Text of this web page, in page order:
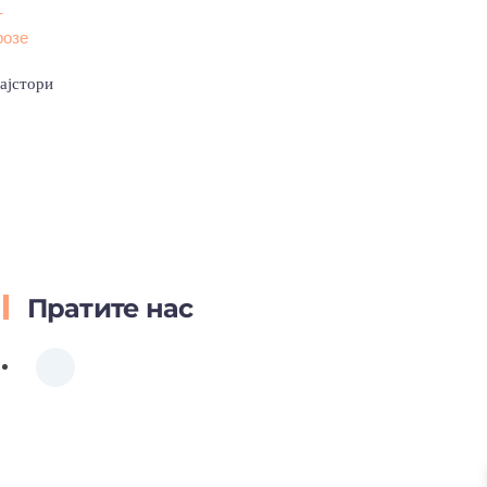
Пратите нас